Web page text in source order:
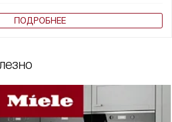
ПОДРОБНЕЕ